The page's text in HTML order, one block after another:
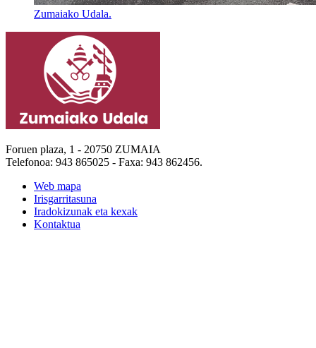
Zumaiako Udala.
Foruen plaza, 1 - 20750 ZUMAIA
Telefonoa: 943 865025 - Faxa: 943 862456.
Web mapa
Irisgarritasuna
Iradokizunak eta kexak
Kontaktua